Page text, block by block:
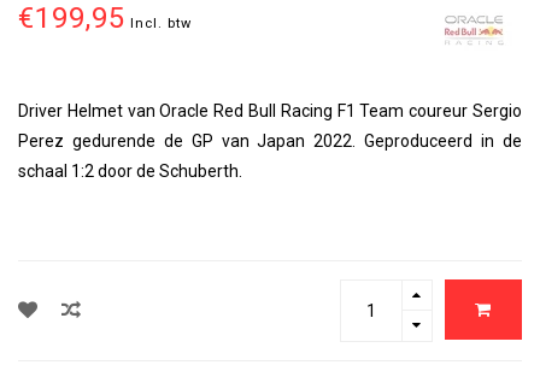
€199,95 Incl. btw
Driver Helmet van Oracle Red Bull Racing F1 Team coureur Sergio
Perez gedurende de GP van Japan 2022. Geproduceerd in de
schaal 1:2 door de Schuberth.